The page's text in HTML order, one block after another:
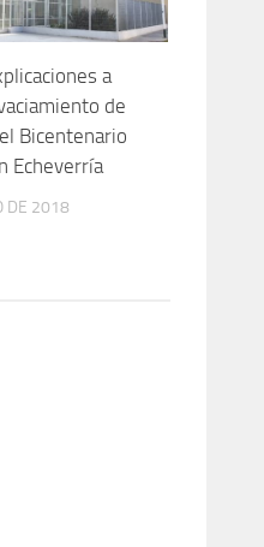
a
de
Bicentenario
Echeverría
DE 2018